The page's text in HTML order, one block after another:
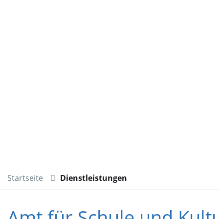
Startseite Dienstleistungen